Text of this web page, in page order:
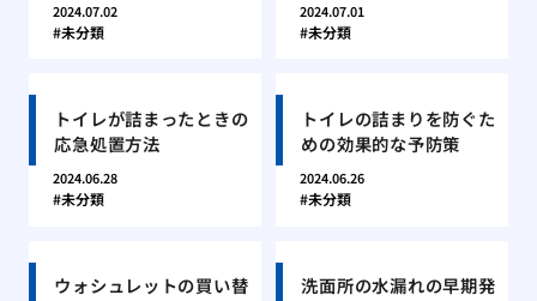
2024.07.02
未分類
2024.07.01
未分類
トイレが詰まったときの
応急処置方法
2024.06.28
未分類
トイレの詰まりを防ぐた
めの効果的な予防策
2024.06.26
未分類
ウォシュレットの買い替
洗面所の水漏れの早期発